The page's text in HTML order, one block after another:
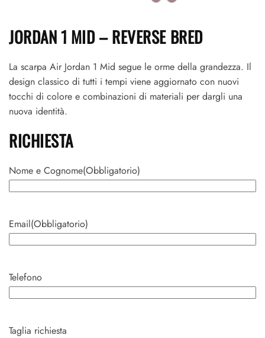
JORDAN 1 MID – REVERSE BRED
La scarpa Air Jordan 1 Mid segue le orme della grandezza. Il
design classico di tutti i tempi viene aggiornato con nuovi
tocchi di colore e combinazioni di materiali per dargli una
nuova identità.
RICHIESTA
Nome e Cognome(Obbligatorio)
Email(Obbligatorio)
Telefono
Taglia richiesta